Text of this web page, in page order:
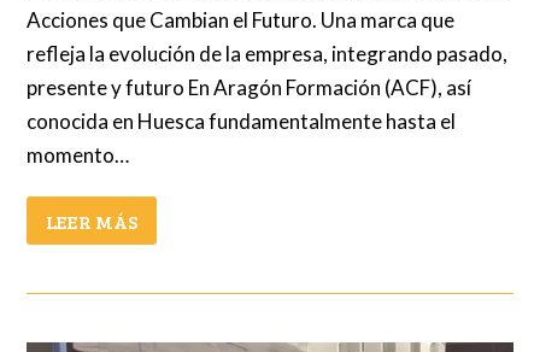
Acciones que Cambian el Futuro. Una marca que
refleja la evolución de la empresa, integrando pasado,
presente y futuro En Aragón Formación (ACF), así
conocida en Huesca fundamentalmente hasta el
momento…
LEER MÁS